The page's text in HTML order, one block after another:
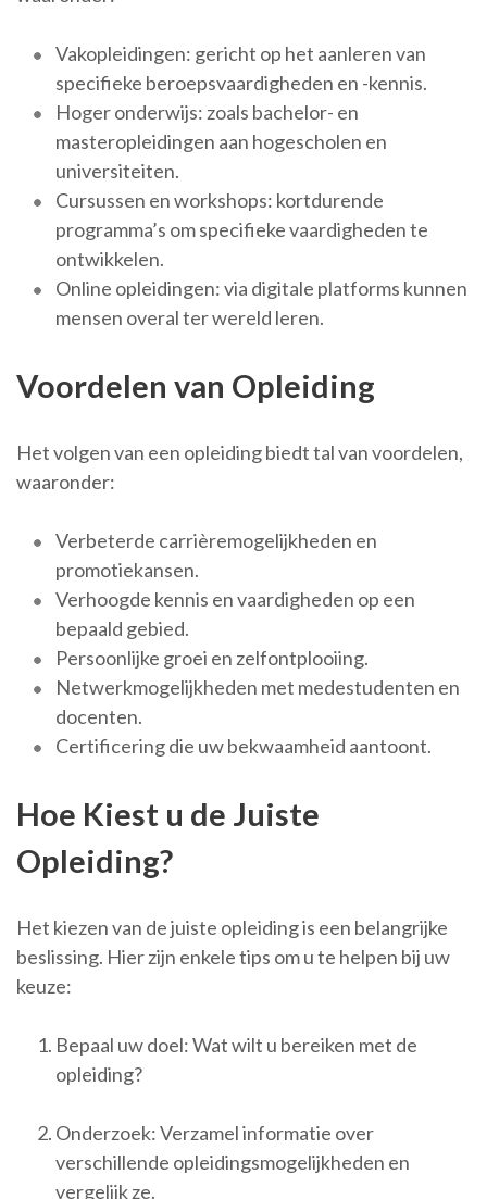
Vakopleidingen: gericht op het aanleren van
specifieke beroepsvaardigheden en -kennis.
Hoger onderwijs: zoals bachelor- en
masteropleidingen aan hogescholen en
universiteiten.
Cursussen en workshops: kortdurende
programma’s om specifieke vaardigheden te
ontwikkelen.
Online opleidingen: via digitale platforms kunnen
mensen overal ter wereld leren.
Voordelen van Opleiding
Het volgen van een opleiding biedt tal van voordelen,
waaronder:
Verbeterde carrièremogelijkheden en
promotiekansen.
Verhoogde kennis en vaardigheden op een
bepaald gebied.
Persoonlijke groei en zelfontplooiing.
Netwerkmogelijkheden met medestudenten en
docenten.
Certificering die uw bekwaamheid aantoont.
Hoe Kiest u de Juiste
Opleiding?
Het kiezen van de juiste opleiding is een belangrijke
beslissing. Hier zijn enkele tips om u te helpen bij uw
keuze:
Bepaal uw doel: Wat wilt u bereiken met de
opleiding?
Onderzoek: Verzamel informatie over
verschillende opleidingsmogelijkheden en
vergelijk ze.